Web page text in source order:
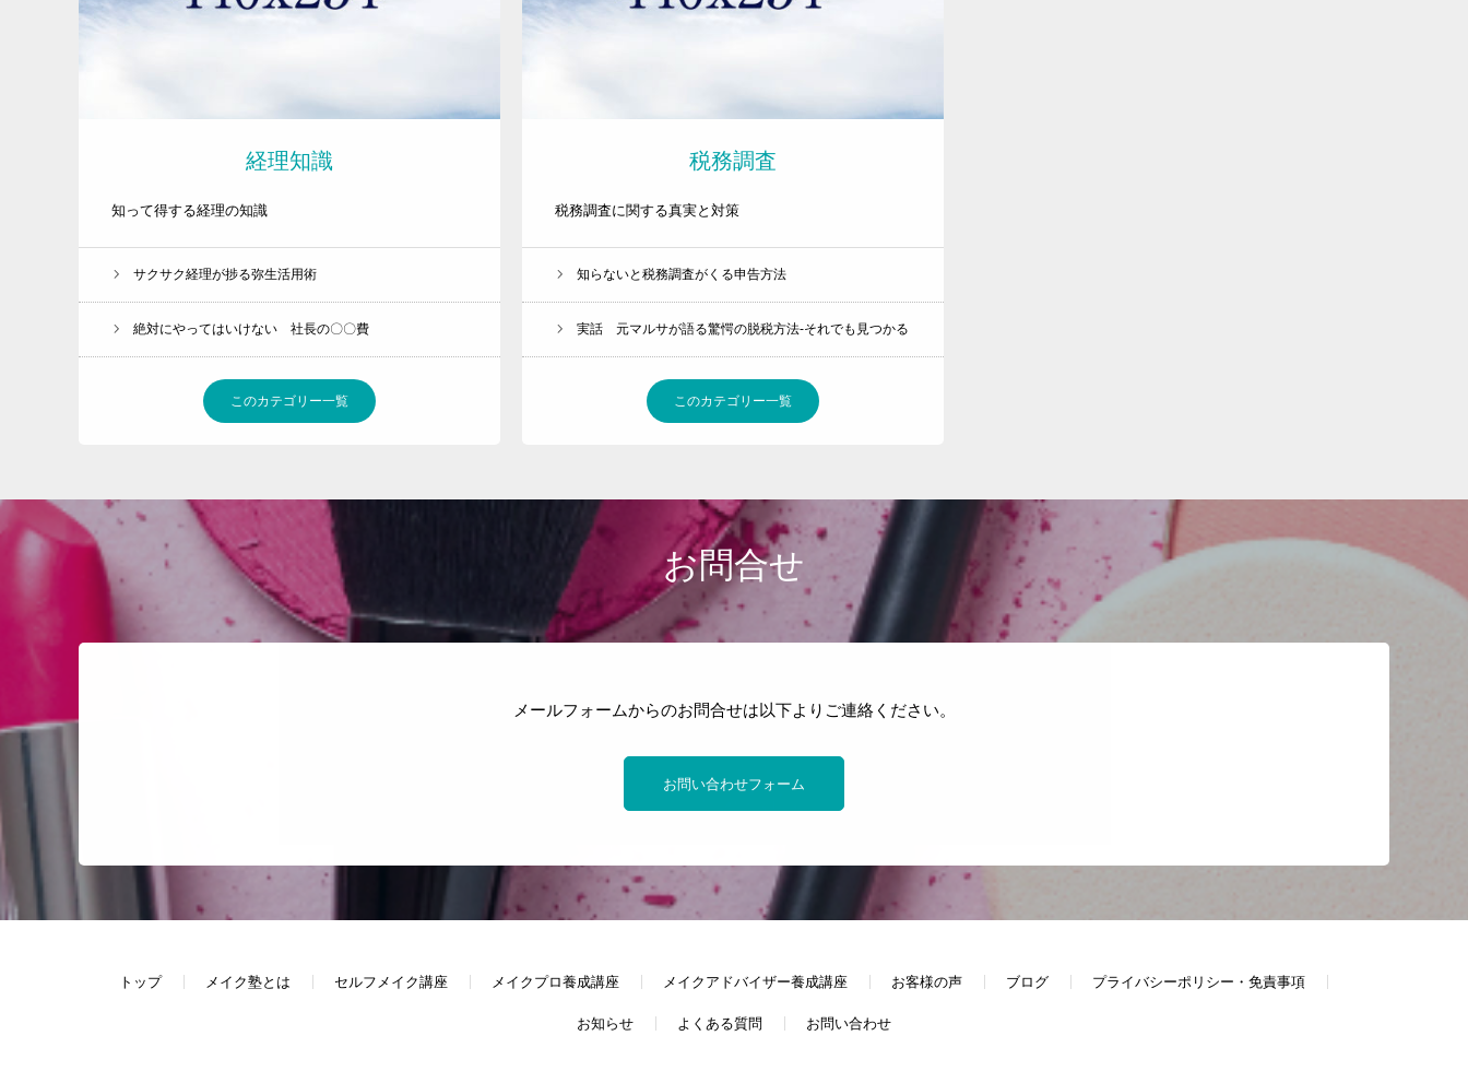
経理知識
知って得する経理の知識
サクサク経理が捗る弥生活用術
絶対にやってはいけない 社長の〇〇費
このカテゴリー一覧
税務調査
税務調査に関する真実と対策
知らないと税務調査がくる申告方法
実話 元マルサが語る驚愕の脱税方法-それでも見つかる
このカテゴリー一覧
お問合せ
メールフォームからのお問合せは以下よりご連絡ください。
お問い合わせフォーム
トップ メイク塾とは セルフメイク講座 メイクプロ養成講座 メイクアドバイザー養成講座 お客様の声 ブログ プライバシーポリシー・免責事項
お知らせ よくある質問 お問い合わせ